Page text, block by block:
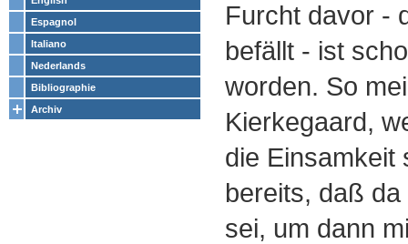
Espagnol
Italiano
Nederlands
Bibliographie
Archiv
Furcht davor -
befällt - ist
worden. So
Kierkegaard,
die Einsamkeit
bereits, daß da
sei, um dann